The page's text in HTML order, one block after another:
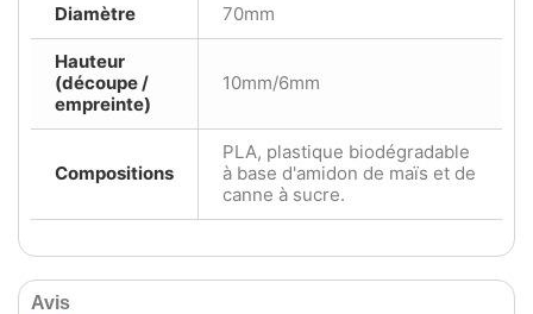
Diamètre 70mm
Hauteur
(découpe /
empreinte)
10mm/6mm
Compositions
PLA, plastique biodégradable
à base d'amidon de maïs et de
canne à sucre.
Avis